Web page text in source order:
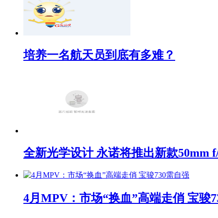
培养一名航天员到底有多难？
全新光学设计 永诺将推出新款50mm
4月MPV：市场“换血”高端走俏 宝骏